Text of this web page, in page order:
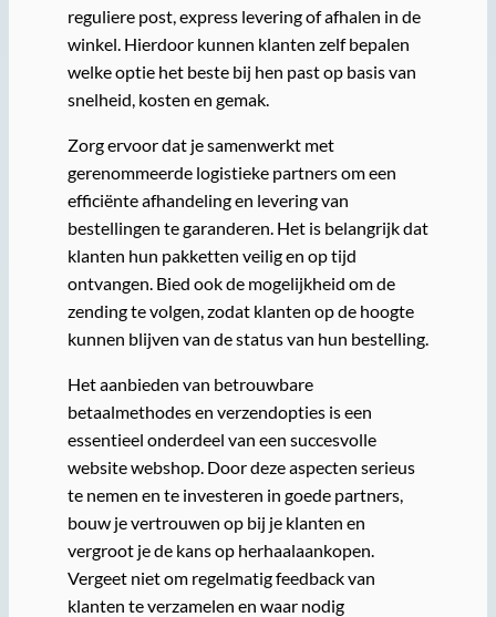
reguliere post, express levering of afhalen in de
winkel. Hierdoor kunnen klanten zelf bepalen
welke optie het beste bij hen past op basis van
snelheid, kosten en gemak.
Zorg ervoor dat je samenwerkt met
gerenommeerde logistieke partners om een
efficiënte afhandeling en levering van
bestellingen te garanderen. Het is belangrijk dat
klanten hun pakketten veilig en op tijd
ontvangen. Bied ook de mogelijkheid om de
zending te volgen, zodat klanten op de hoogte
kunnen blijven van de status van hun bestelling.
Het aanbieden van betrouwbare
betaalmethodes en verzendopties is een
essentieel onderdeel van een succesvolle
website webshop. Door deze aspecten serieus
te nemen en te investeren in goede partners,
bouw je vertrouwen op bij je klanten en
vergroot je de kans op herhaalaankopen.
Vergeet niet om regelmatig feedback van
klanten te verzamelen en waar nodig